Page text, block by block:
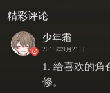
初
精彩评论
少年霜
2019年9月21日
1. 给喜欢的角
修。